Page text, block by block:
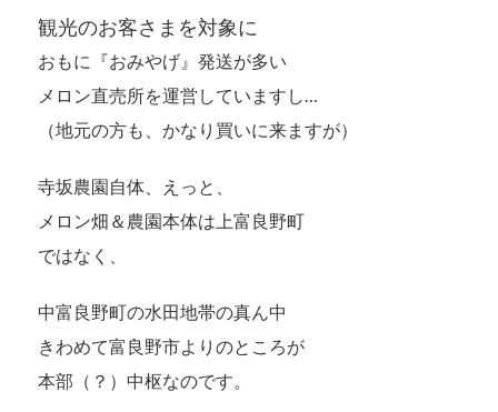
観光のお客さまを対象に
おもに『おみやげ』発送が多い
メロン直売所を運営していますし…
（地元の方も、かなり買いに来ますが）
寺坂農園自体、えっと、
メロン畑＆農園本体は上富良野町
ではなく、
中富良野町の水田地帯の真ん中
きわめて富良野市よりのところが
本部（？）中枢なのです。